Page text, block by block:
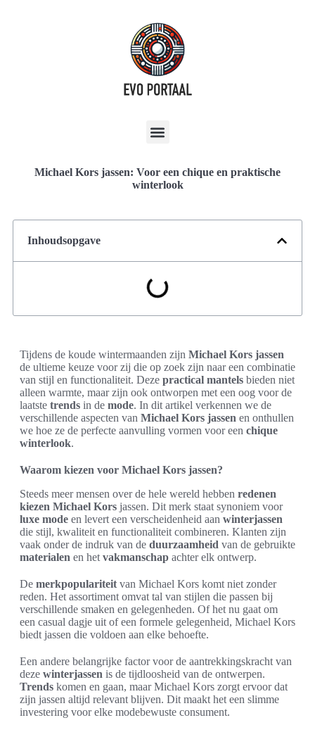
Michael Kors jassen: Voor een chique en praktische
winterlook
Inhoudsopgave
Tijdens de koude wintermaanden zijn Michael Kors jassen
de ultieme keuze voor zij die op zoek zijn naar een combinatie
van stijl en functionaliteit. Deze practical mantels bieden niet
alleen warmte, maar zijn ook ontworpen met een oog voor de
laatste trends in de mode. In dit artikel verkennen we de
verschillende aspecten van Michael Kors jassen en onthullen
we hoe ze de perfecte aanvulling vormen voor een chique
winterlook.
Waarom kiezen voor Michael Kors jassen?
Steeds meer mensen over de hele wereld hebben redenen
kiezen Michael Kors jassen. Dit merk staat synoniem voor
luxe mode en levert een verscheidenheid aan winterjassen
die stijl, kwaliteit en functionaliteit combineren. Klanten zijn
vaak onder de indruk van de duurzaamheid van de gebruikte
materialen en het vakmanschap achter elk ontwerp.
De merkpopulariteit van Michael Kors komt niet zonder
reden. Het assortiment omvat tal van stijlen die passen bij
verschillende smaken en gelegenheden. Of het nu gaat om
een casual dagje uit of een formele gelegenheid, Michael Kors
biedt jassen die voldoen aan elke behoefte.
Een andere belangrijke factor voor de aantrekkingskracht van
deze winterjassen is de tijdloosheid van de ontwerpen.
Trends komen en gaan, maar Michael Kors zorgt ervoor dat
zijn jassen altijd relevant blijven. Dit maakt het een slimme
investering voor elke modebewuste consument.